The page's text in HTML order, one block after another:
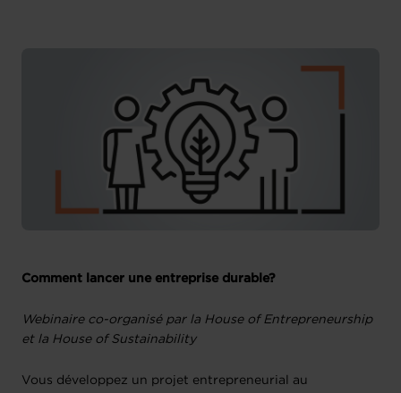
Comment lancer une entreprise durable?
Webinaire co-organisé par la House of Entrepreneurship
et la House of Sustainability
Vous développez un projet entrepreneurial au